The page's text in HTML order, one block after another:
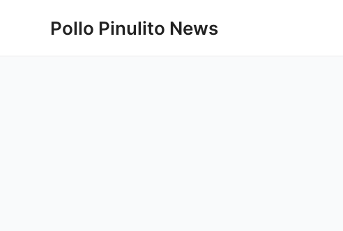
Pollo Pinulito News